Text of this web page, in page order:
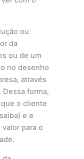
ou
da
ou de um
no desenho
através
forma,
o cliente
e a
para o